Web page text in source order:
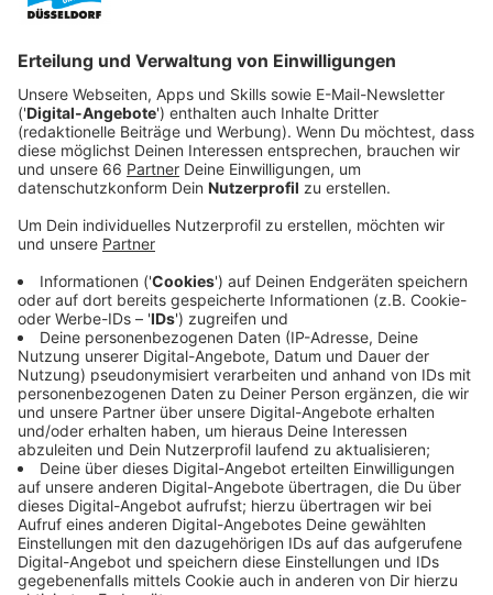
Schloß-Gymnasiums ein. Erwünscht sind
Veröffentlicht:Montag, 13.01.2025 12:53
Anzeige
Neue Wohnräume auf ehemaligen
Anzeige
DasSchloß-Gymnasiumund dieRealschule Benrath
werden derzeit neu gebaut. Wenn die neuen Standorte
an der Benrode- und Marbacher Straße eingeweiht
sind, kann auf den bisherigen Schulgeländen Wohnraum
entstehen. Wie der aussehen soll und was dort
außerdem gewünscht ist, wird derzeit mit Beteiligung
der Öffentlichkeit erarbeitet.
Anzeige